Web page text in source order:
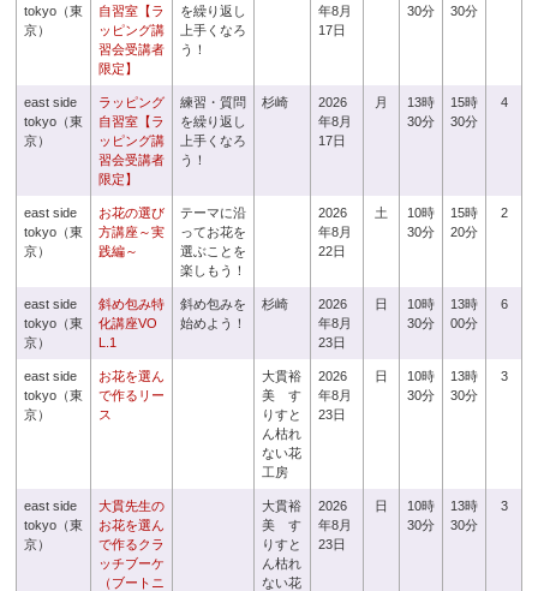
tokyo（東
京）
自習室【ラ
ッピング講
習会受講者
限定】
を繰り返し
上手くなろ
う！
年8月
17日
30分
30分
east side
tokyo（東
京）
ラッピング
自習室【ラ
ッピング講
習会受講者
限定】
練習・質問
を繰り返し
上手くなろ
う！
杉崎
2026
年8月
17日
月
13時
30分
15時
30分
4
east side
tokyo（東
京）
お花の選び
方講座～実
践編～
テーマに沿
ってお花を
選ぶことを
楽しもう！
2026
年8月
22日
土
10時
30分
15時
20分
2
east side
tokyo（東
京）
斜め包み特
化講座VO
L.1
斜め包みを
始めよう！
杉崎
2026
年8月
23日
日
10時
30分
13時
00分
6
east side
tokyo（東
京）
お花を選ん
で作るリー
ス
大貫裕
美 す
りすと
ん枯れ
ない花
工房
2026
年8月
23日
日
10時
30分
13時
30分
3
east side
tokyo（東
京）
大貫先生の
お花を選ん
で作るクラ
ッチブーケ
（ブートニ
大貫裕
美 す
りすと
ん枯れ
ない花
2026
年8月
23日
日
10時
30分
13時
30分
3